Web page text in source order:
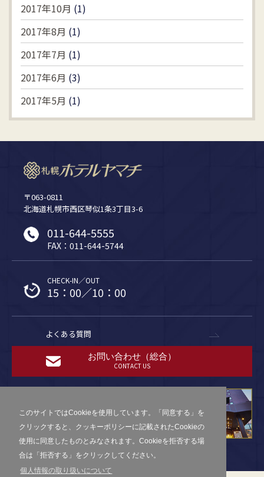
このサイトではCookieを使用しています。「同意する」を
クリックすると、クッキーポリシーに記載されたCookieの
使用に同意したものとみなされます。Cookieを拒否する場
合は「拒否する」をクリックしてください。
個人情報の取り扱いについて
2017年10月 (1)
2017年8月 (1)
2017年7月 (1)
2017年6月 (3)
2017年5月 (1)
〒063-0811
北海道札幌市西区琴似1条3丁目3-6
011-644-5555
FAX：011-644-5744
CHECK-IN／OUT
15：00／10：00
よくある質問
お問い合わせ（総合）
CONTACT US